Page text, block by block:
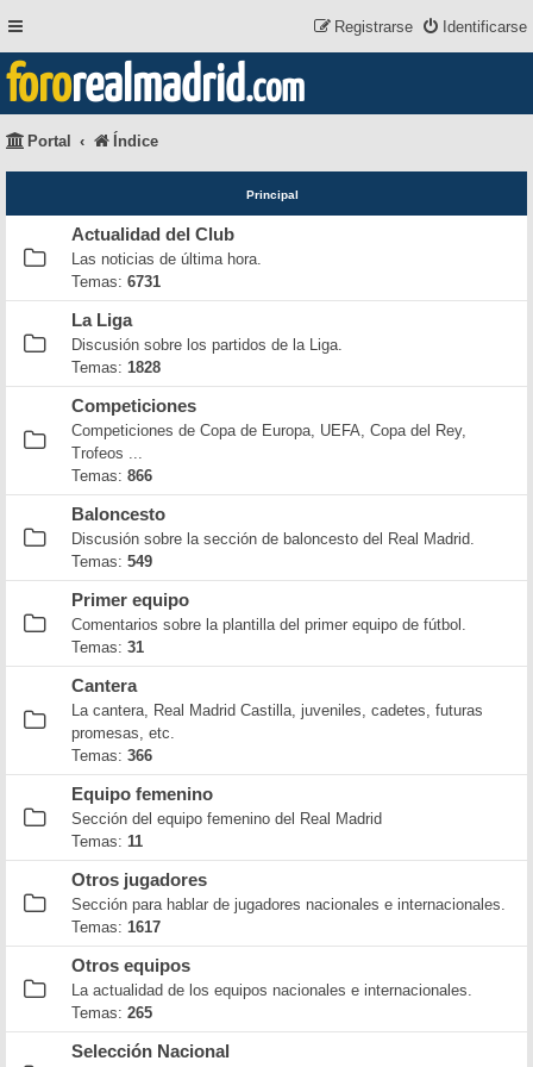
Identificarse
Registrarse
fororealmadrid.com
Portal Índice
Principal
Actualidad del Club
Las noticias de última hora.
Temas: 6731
La Liga
Discusión sobre los partidos de la Liga.
Temas: 1828
Competiciones
Competiciones de Copa de Europa, UEFA, Copa del Rey,
Trofeos ...
Temas: 866
Baloncesto
Discusión sobre la sección de baloncesto del Real Madrid.
Temas: 549
Primer equipo
Comentarios sobre la plantilla del primer equipo de fútbol.
Temas: 31
Cantera
La cantera, Real Madrid Castilla, juveniles, cadetes, futuras
promesas, etc.
Temas: 366
Equipo femenino
Sección del equipo femenino del Real Madrid
Temas: 11
Otros jugadores
Sección para hablar de jugadores nacionales e internacionales.
Temas: 1617
Otros equipos
La actualidad de los equipos nacionales e internacionales.
Temas: 265
Selección Nacional